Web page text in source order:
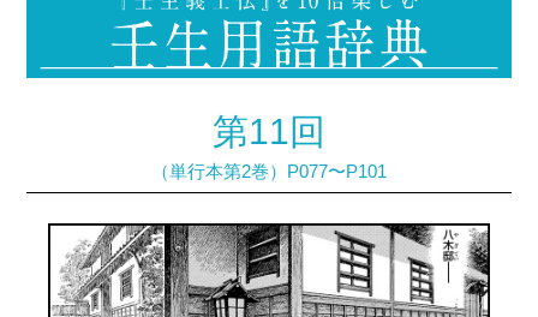
第11回
（単行本第2巻）P077〜P101